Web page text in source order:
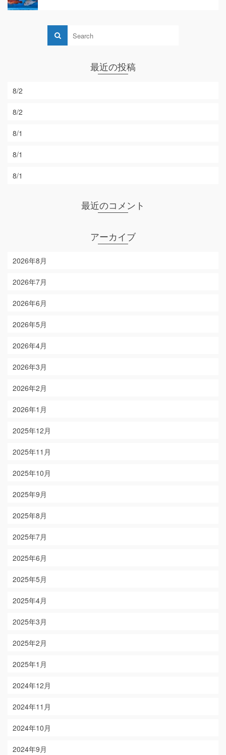
最近の投稿
8/2
8/2
8/1
8/1
8/1
最近のコメント
アーカイブ
2026年8月
2026年7月
2026年6月
2026年5月
2026年4月
2026年3月
2026年2月
2026年1月
2025年12月
2025年11月
2025年10月
2025年9月
2025年8月
2025年7月
2025年6月
2025年5月
2025年4月
2025年3月
2025年2月
2025年1月
2024年12月
2024年11月
2024年10月
2024年9月